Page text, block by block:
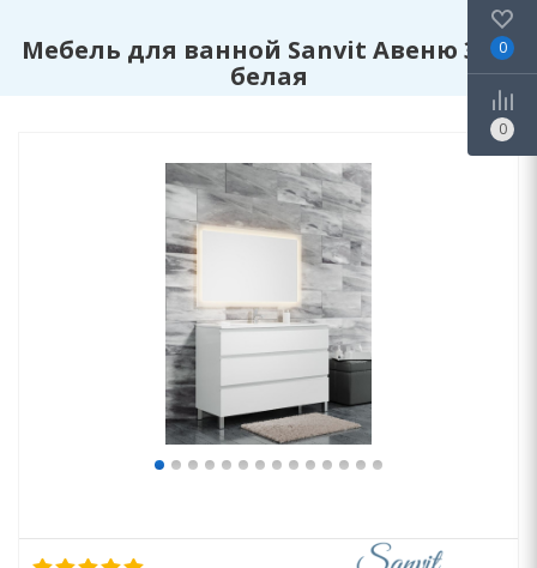
Мебель для ванной Sanvit Авеню 3 90,
белая
0
0